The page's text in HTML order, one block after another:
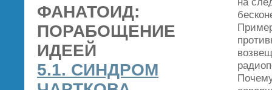
ФАНАТОИД:
ПОРАБОЩЕНИЕ
ИДЕЕЙ
5.1. СИНДРОМ